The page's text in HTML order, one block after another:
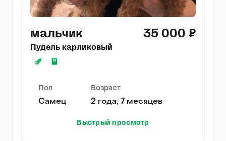
мальчик 35 000 ₽
Пудель карликовый
Пол
Самец
Возраст
2 года, 7 месяцев
Быстрый просмотр